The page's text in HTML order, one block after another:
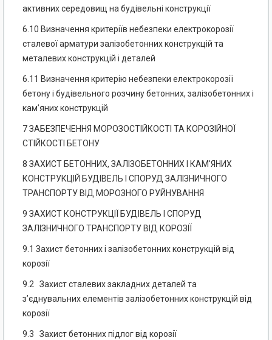
активних середовищ на будівельні конструкції
6.10 Визначення критеріїв небезпеки електрокорозії
сталевої арматури залізобетонних конструкцій та
металевих конструкцій і деталей
6.11 Визначення критерію небезпеки електрокорозії
бетону і будівельного розчину бетонних, залізобетонних і
кам’яних конструкцій
7 ЗАБЕЗПЕЧЕННЯ МОРОЗОСТІЙКОСТІ ТА КОРОЗІЙНОЇ
СТІЙКОСТІ БЕТОНУ
8 ЗАХИСТ БЕТОННИХ, ЗАЛІЗОБЕТОННИХ І КАМ'ЯНИХ
КОНСТРУКЦІЙ БУДІВЕЛЬ І СПОРУД ЗАЛІЗНИЧНОГО
ТРАНСПОРТУ ВІД МОРОЗНОГО РУЙНУВАННЯ
9 ЗАХИСТ КОНСТРУКЦІЇ БУДІВЕЛЬ І СПОРУД
ЗАЛІЗНИЧНОГО ТРАНСПОРТУ ВІД КОРОЗІЇ
9.1 Захист бетонних і залізобетонних конструкцій від
корозії
9.2 Захист сталевих закладних деталей та
з’єднувальних елементів залізобетонних конструкцій від
корозії
9.3 Захист бетонних підлог від корозії